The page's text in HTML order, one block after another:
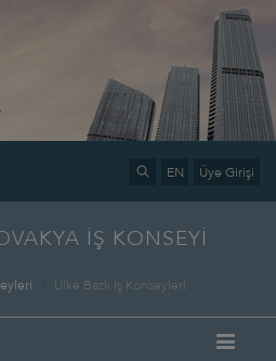
EN Üye Girişi
İŞ KONSEYİ
Ülke Bazlı İş Konseyleri